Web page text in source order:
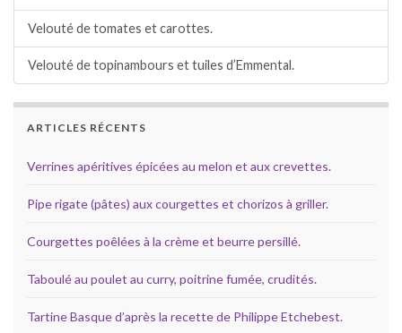
Velouté de tomates et carottes.
Velouté de topinambours et tuiles d’Emmental.
ARTICLES RÉCENTS
Verrines apéritives épicées au melon et aux crevettes.
Pipe rigate (pâtes) aux courgettes et chorizos à griller.
Courgettes poêlées à la crème et beurre persillé.
Taboulé au poulet au curry, poitrine fumée, crudités.
Tartine Basque d’après la recette de Philippe Etchebest.